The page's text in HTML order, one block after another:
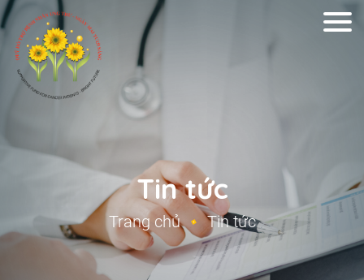
Tin tức
Trang chủ Tin tức